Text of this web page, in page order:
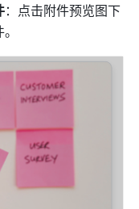
：点击附件预览图下